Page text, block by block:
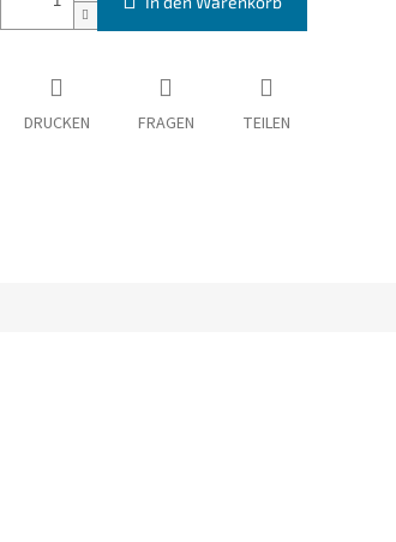
DRUCKEN FRAGEN TEILEN